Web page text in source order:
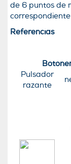
de 6 puntos de
Referencias
Pulsador
razante